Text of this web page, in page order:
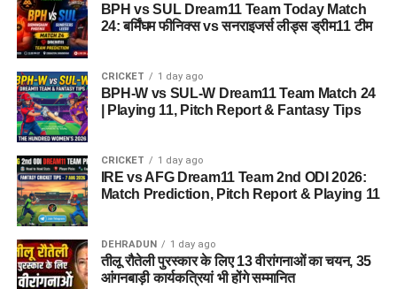
इस अवसर पर मुख्यमंत्री पुष्कर सिंह धामी ने सभी को दुर्गा अष्टमी की
BPH vs SUL Dream11 Team Today Match
24: बर्मिंघम फीनिक्स vs सनराइजर्स लीड्स ड्रीम11 टीम
CRICKET 1 day ago
BPH-W vs SUL-W Dream11 Team Match 24
| Playing 11, Pitch Report & Fantasy Tips
CRICKET 1 day ago
IRE vs AFG Dream11 Team 2nd ODI 2026:
Match Prediction, Pitch Report & Playing 11
DEHRADUN 1 day ago
तीलू रौतेली पुरस्कार के लिए 13 वीरांगनाओं का चयन, 35
आंगनबाड़ी कार्यकत्रियां भी होंगे सम्मानित